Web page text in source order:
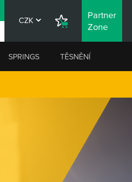
CZK
Nákupní
Partner
Zone
SPRINGS TĚSNĚNÍ